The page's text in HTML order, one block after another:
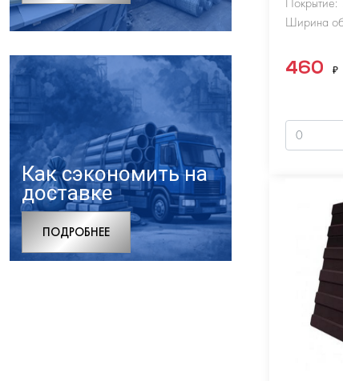
Как сэкономить на
доставке
ПОДРОБНЕЕ
Ширина
460